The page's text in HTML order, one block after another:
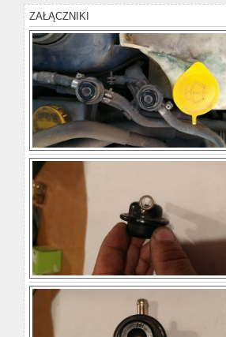
ZAŁĄCZNIKI